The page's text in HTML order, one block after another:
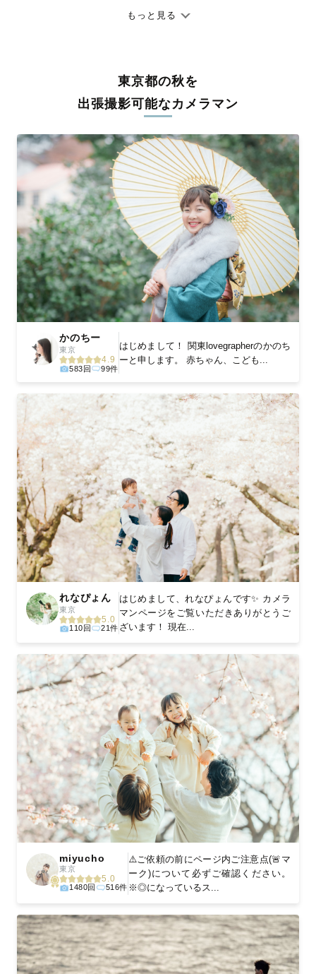
ありのままの空気感を大切に、何十年経っても見返したくなるよ
料金は全国どこでも一律。わかりやすく安心の価格設定です。オ
リジナルの研修と厳正な審査に合格し、撮影技術やホスピタリテ
ィを身につけたプロのカメラマンが全国47都道府県に在籍してい
験をお届けします。
丁寧なレタッチで思い出を美しく仕上げます
撮影後は、独自の編集技術で写真の明るさや色合いを丁寧に調
整。自然な雰囲気を残しつつも、おしゃれで洗練された仕上がり
に。きっと「こんな写真を撮ってほしかった！」と思える一枚に
出会えます。まずは、ラブグラフの撮影事例 をご覧ください。
もっと見る
東京都の秋を
出張撮影可能なカメラマン
かのちー
東京
4.9
583回 99件
はじめまして！ 関東lovegrapherのかのち
ーと申します。 赤ちゃん、こども...
れなぴょん
東京
5.0
110回 21件
はじめまして、れなぴょんです✨ カメラ
マンページをご覧いただきありがとうご
ざいます！ 現在...
miyucho
東京
5.0
1480回 516件
⚠️ご依頼の前にページ内ご注意点(🚨マ
ーク)について必ずご確認ください。
※◎になっているス...